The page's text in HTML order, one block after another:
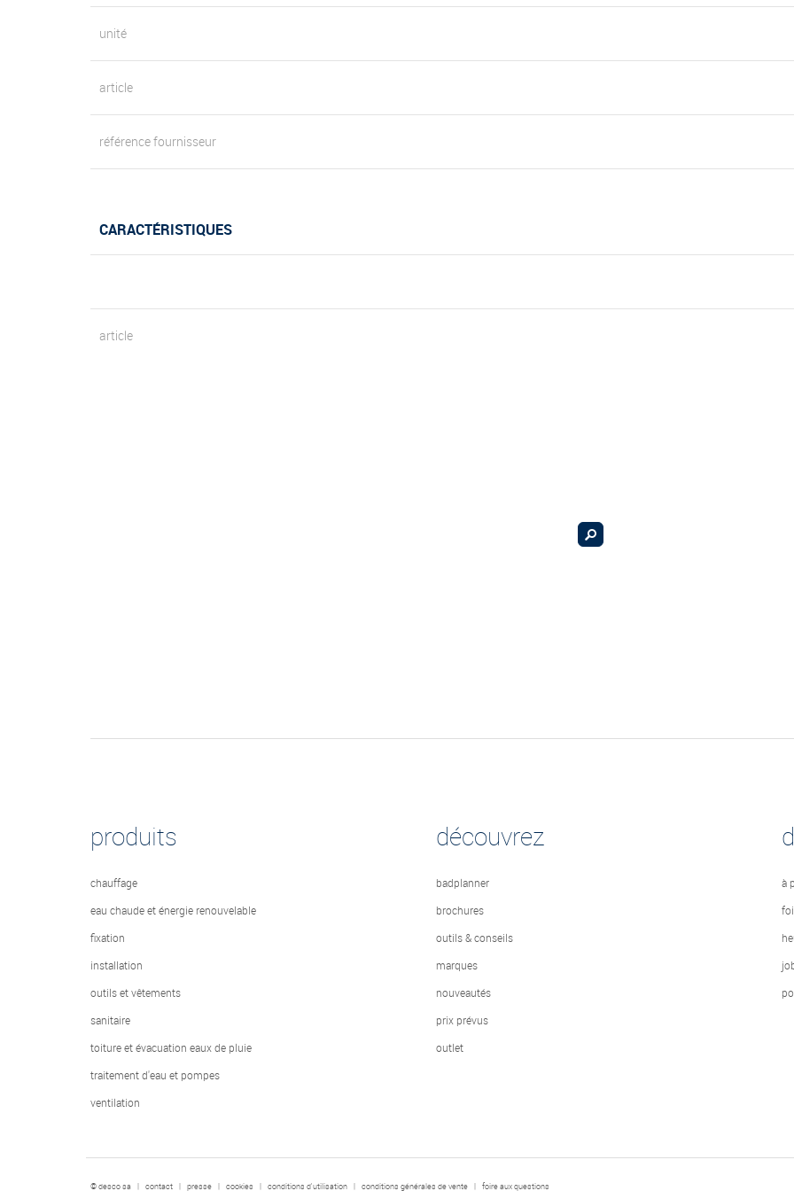
unité
article
référence fournisseur
CARACTÉRISTIQUES
article
produits
chauffage
eau chaude et énergie renouvelable
fixation
installation
outils et vêtements
sanitaire
toiture et évacuation eaux de pluie
traitement d'eau et pompes
ventilation
découvrez
badplanner
brochures
outils & conseils
marques
nouveautés
prix prévus
outlet
à
© desco sa | contact | presse | cookies | conditions d'utilisation | conditions générales de vente | foire aux questions